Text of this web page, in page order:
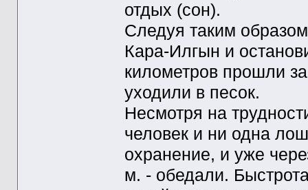
отдых (сон).
Следуя таким
Кара-Илгын и
километров прошли
уходили в песок.
Несмотря на
человек и ни одна
охранение, и уже
м. - обедали.